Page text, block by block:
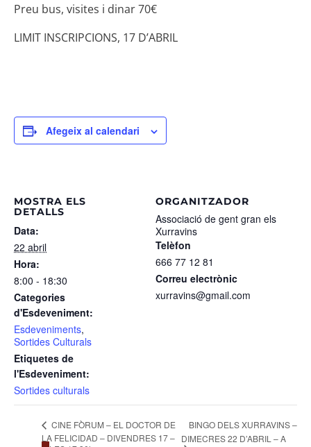
Preu bus, visites i dinar 70€
LIMIT INSCRIPCIONS, 17 D’ABRIL
Afegeix al calendari
MOSTRA ELS
DETALLS
Data:
22 abril
Hora:
8:00 - 18:30
Categories
d'Esdeveniment:
Esdeveniments,
Sortides Culturals
Etiquetes de
l'Esdeveniment:
Sortides culturals
ORGANITZADOR
Associació de gent gran els
Xurravins
Telèfon
666 77 12 81
Correu electrònic
xurravins@gmail.com
CINE FÒRUM – EL DOCTOR DE
LA FELICIDAD – DIVENDRES 17 –
BINGO DELS XURRAVINS –
DIMECRES 22 D’ABRIL – A